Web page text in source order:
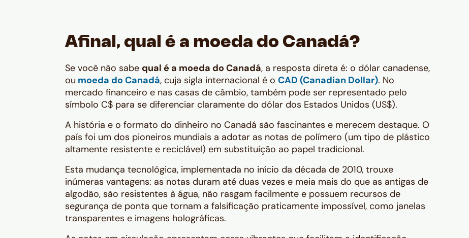
Afinal, qual é a moeda do Canadá?
Se você não sabe qual é a moeda do Canadá, a resposta direta é: o dólar canadense,
ou moeda do Canadá, cuja sigla internacional é o CAD (Canadian Dollar). No
mercado financeiro e nas casas de câmbio, também pode ser representado pelo
símbolo C$ para se diferenciar claramente do dólar dos Estados Unidos (US$).
A história e o formato do dinheiro no Canadá são fascinantes e merecem destaque. O
país foi um dos pioneiros mundiais a adotar as notas de polímero (um tipo de plástico
altamente resistente e reciclável) em substituição ao papel tradicional.
Esta mudança tecnológica, implementada no início da década de 2010, trouxe
inúmeras vantagens: as notas duram até duas vezes e meia mais do que as antigas de
algodão, são resistentes à água, não rasgam facilmente e possuem recursos de
segurança de ponta que tornam a falsificação praticamente impossível, como janelas
transparentes e imagens holográficas.